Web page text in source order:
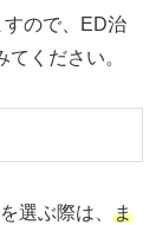
すので、ED治
ください。
選ぶ際は、 ま